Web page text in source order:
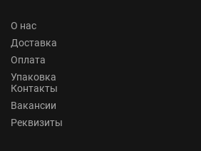
О нас
Доставка
Оплата
Упаковка
Контакты
Вакансии
Реквизиты